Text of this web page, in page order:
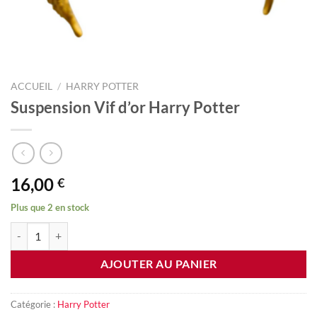
ACCUEIL / HARRY POTTER
Suspension Vif d’or Harry Potter
16,00 €
Plus que 2 en stock
AJOUTER AU PANIER
Catégorie : Harry Potter